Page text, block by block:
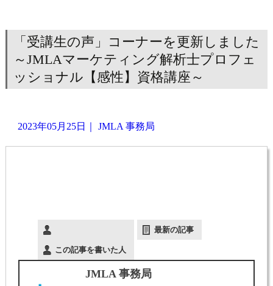
「受講生の声」コーナーを更新しました
～JMLAマーケティング解析士プロフェ
ッショナル【感性】資格講座～
2023年05月25日 JMLA 事務局
この記事を書いた人
最新の記事
JMLA 事務局